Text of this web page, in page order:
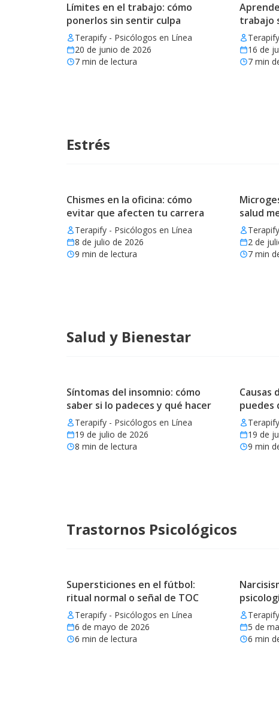
Límites en el trabajo: cómo
ponerlos sin sentir culpa
Terapify - Psicólogos en Línea
20 de junio de 2026
7 min de lectura
trabajo
16 de
7min
Estrés
Chismes en la oficina: cómo
evitar que afecten tu carrera
Terapify - Psicólogos en Línea
8 de julio de 2026
9 min de lectura
salud
2 de
7min
Salud y Bienestar
Síntomas del insomnio: cómo
saber si lo padeces y qué hacer
Terapify - Psicólogos en Línea
19 de julio de 2026
8 min de lectura
Causas
puedes
19 de
9 min
Trastornos Psicológicos
Supersticiones en el fútbol:
ritual normal o señal de TOC
Terapify - Psicólogos en Línea
6 de mayo de 2026
6 min de lectura
5 de
6 min